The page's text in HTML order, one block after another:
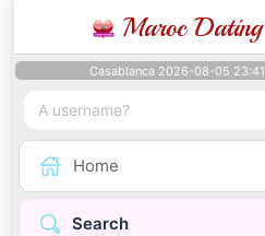
Maroc Dating
Casablanca 2026-08-05 23:41
Home
Search